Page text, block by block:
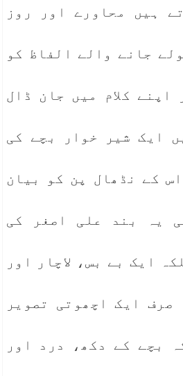
ہیں محاورے اور روز
جانے والے الفاظ کو
اپنے کلام میں جان ڈال
ایک شیر خوار بچے کی
کے نڈھال پن کو بیان
یہ بند علی اصغر کی
ایک بے بس، لاچار اور
صرف ایک اچھوتی تصویر
بچے کے دکھ، درد اور